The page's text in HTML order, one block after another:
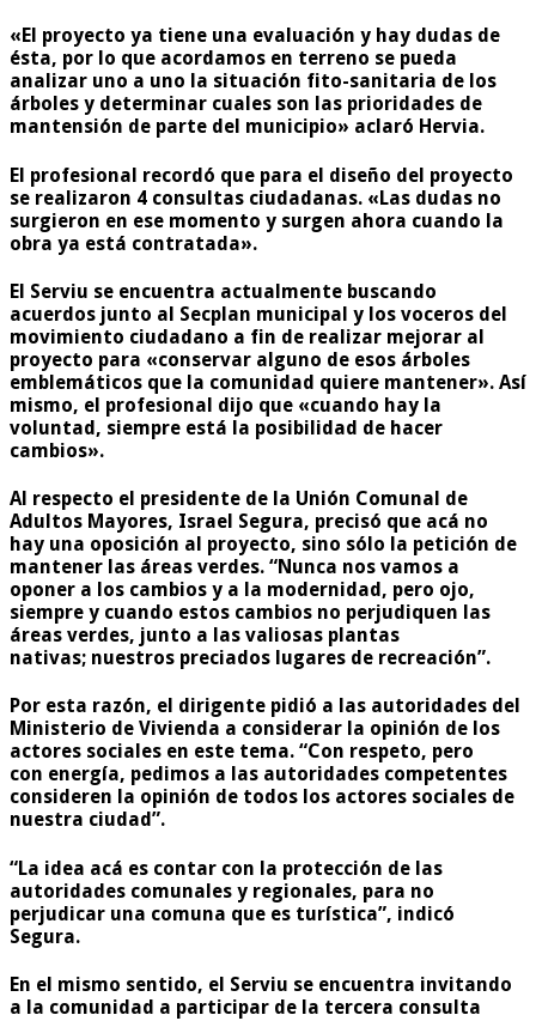
«El proyecto ya tiene una evaluación y hay dudas de
ésta, por lo que acordamos en terreno se pueda
analizar uno a uno la situación fito-sanitaria de los
árboles y determinar cuales son las prioridades de
mantensión de parte del municipio» aclaró Hervia.
El profesional recordó que para el diseño del proyecto
se realizaron 4 consultas ciudadanas. «Las dudas no
surgieron en ese momento y surgen ahora cuando la
obra ya está contratada».
El Serviu se encuentra actualmente buscando
acuerdos junto al Secplan municipal y los voceros del
movimiento ciudadano a fin de realizar mejorar al
proyecto para «conservar alguno de esos árboles
emblemáticos que la comunidad quiere mantener». Así
mismo, el profesional dijo que «cuando hay la
voluntad, siempre está la posibilidad de hacer
cambios».
Al respecto el presidente de la Unión Comunal de
Adultos Mayores, Israel Segura, precisó que acá no
hay una oposición al proyecto, sino sólo la petición de
mantener las áreas verdes. “Nunca nos vamos a
oponer a los cambios y a la modernidad, pero ojo,
siempre y cuando estos cambios no perjudiquen las
áreas verdes, junto a las valiosas plantas
nativas; nuestros preciados lugares de recreación”.
Por esta razón, el dirigente pidió a las autoridades del
Ministerio de Vivienda a considerar la opinión de los
actores sociales en este tema. “Con respeto, pero
con energía, pedimos a las autoridades competentes
consideren la opinión de todos los actores sociales de
nuestra ciudad”.
“La idea acá es contar con la protección de las
autoridades comunales y regionales, para no
perjudicar una comuna que es turística”, indicó
Segura.
En el mismo sentido, el Serviu se encuentra invitando
a la comunidad a participar de la tercera consulta